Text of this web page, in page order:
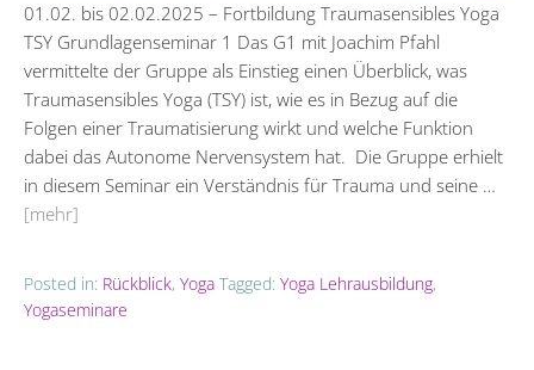
01.02. bis 02.02.2025 – Fortbildung Traumasensibles Yoga
TSY Grundlagenseminar 1 Das G1 mit Joachim Pfahl
vermittelte der Gruppe als Einstieg einen Überblick, was
Traumasensibles Yoga (TSY) ist, wie es in Bezug auf die
Folgen einer Traumatisierung wirkt und welche Funktion
dabei das Autonome Nervensystem hat. Die Gruppe erhielt
in diesem Seminar ein Verständnis für Trauma und seine …
[mehr]
Posted in: Rückblick, Yoga Tagged: Yoga Lehrausbildung,
Yogaseminare